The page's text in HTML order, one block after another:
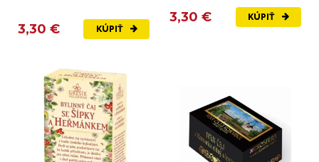
3,30 € KÚPIŤ
3,30 € KÚPIŤ